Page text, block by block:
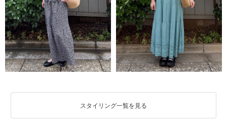
スタイリング一覧を見る